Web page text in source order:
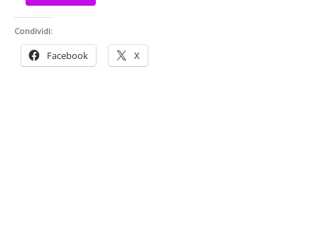
Condividi:
Facebook X